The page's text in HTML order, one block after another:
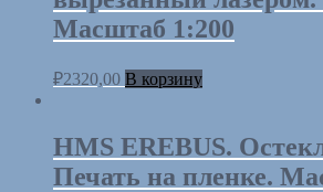
Масштаб 1:200
₽2320,00 В корзину
HMS EREBUS.
Печать на пленке.